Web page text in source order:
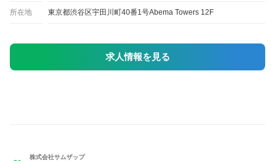
所在地 東京都渋谷区宇田川町40番1号Abema Towers 12F
求人情報を見る
株式会社サムザップ